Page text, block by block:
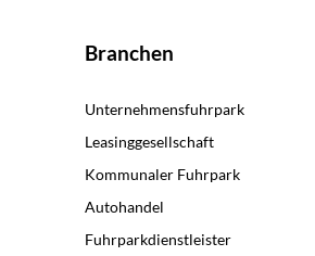
Branchen
Unternehmensfuhrpark
Leasinggesellschaft
Kommunaler Fuhrpark
Autohandel
Fuhrparkdienstleister